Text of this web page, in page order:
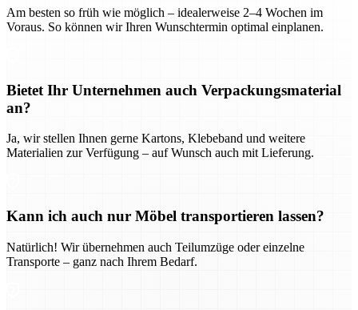
Am besten so früh wie möglich – idealerweise 2–4 Wochen im
Voraus. So können wir Ihren Wunschtermin optimal einplanen.
Bietet Ihr Unternehmen auch Verpackungsmaterial
an?
Ja, wir stellen Ihnen gerne Kartons, Klebeband und weitere
Materialien zur Verfügung – auf Wunsch auch mit Lieferung.
Kann ich auch nur Möbel transportieren lassen?
Natürlich! Wir übernehmen auch Teilumzüge oder einzelne
Transporte – ganz nach Ihrem Bedarf.